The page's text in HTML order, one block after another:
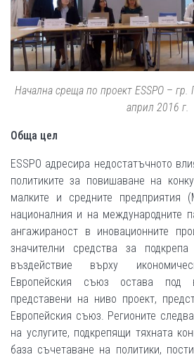
Начална среща по проект ESSPO – гр.
април 2016 г.
Обща цел
ESSPO адресира недостатъчното
политиките за повишаване на
малките и средните предприятия
националния и на международните
ангажираност в иновационните
значителни средства за
въздействие върху
Европейския съюз остава под
представени на ниво проект,
Европейския съюз. Регионите
на услугите, подкрепящи тяхната
база съчетаване на политики,